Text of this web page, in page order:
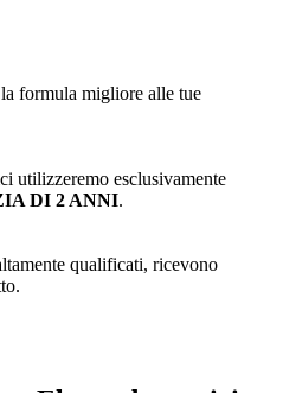
formula migliore alle tue
utilizzeremo esclusivamente
DI 2 ANNI.
qualificati, ricevono